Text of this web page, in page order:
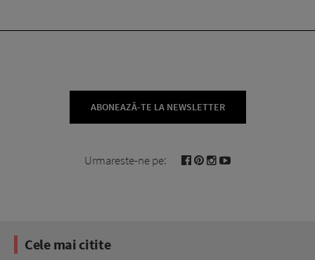
ABONEAZĂ-TE LA NEWSLETTER
Urmareste-ne pe:
Cele mai citite